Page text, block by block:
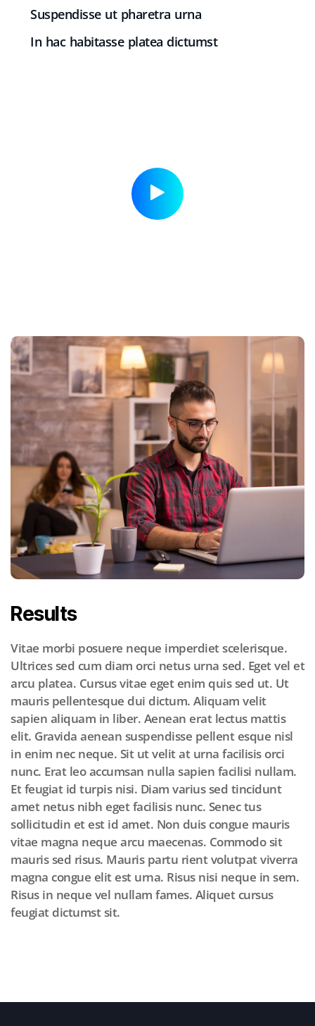
Suspendisse ut pharetra urna
In hac habitasse platea dictumst
Results
Vitae morbi posuere neque imperdiet scelerisque.
Ultrices sed cum diam orci netus urna sed. Eget vel et
arcu platea. Cursus vitae eget enim quis sed ut. Ut
mauris pellentesque dui dictum. Aliquam velit
sapien aliquam in liber. Aenean erat lectus mattis
elit. Gravida aenean suspendisse pellent esque nisl
in enim nec neque. Sit ut velit at urna facilisis orci
nunc. Erat leo accumsan nulla sapien facilisi nullam.
Et feugiat id turpis nisi. Diam varius sed tincidunt
amet netus nibh eget facilisis nunc. Senec tus
sollicitudin et est id amet. Non duis congue mauris
vitae magna neque arcu maecenas. Commodo sit
mauris sed risus. Mauris partu rient volutpat viverra
magna congue elit est urna. Risus nisi neque in sem.
Risus in neque vel nullam fames. Aliquet cursus
feugiat dictumst sit.